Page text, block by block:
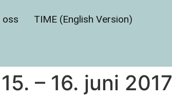
oss TIME (English Version)
– 16. juni 2017